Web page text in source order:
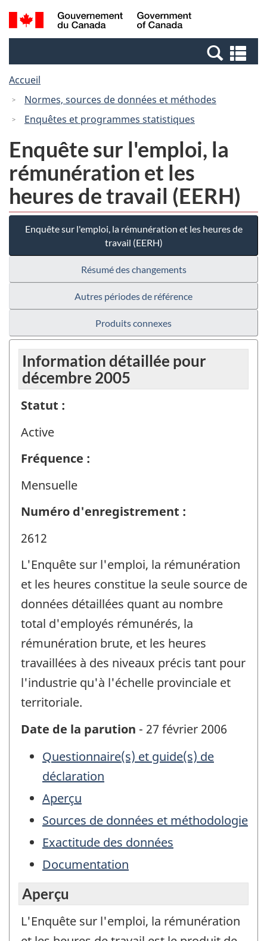
Passer
au
Passer
à
Canada
Recherche
et
et
Accueil
Normes, sources de données et méthodes
Enquêtes et programmes statistiques
Enquête sur l'emploi, la
rémunération et les
heures de travail (EERH)
Enquête sur l'emploi, la rémunération et les heures de
travail (EERH)
Résumé des changements
Autres périodes de référence
Produits connexes
Information détaillée pour
décembre 2005
Statut :
Active
Fréquence :
Mensuelle
Numéro d'enregistrement :
2612
L'Enquête sur l'emploi, la rémunération
et les heures constitue la seule source de
données détaillées quant au nombre
total d'employés rémunérés, la
rémunération brute, et les heures
travaillées à des niveaux précis tant pour
l'industrie qu'à l'échelle provinciale et
territoriale.
Date de la parution - 27 février 2006
Questionnaire(s) et guide(s) de
déclaration
Aperçu
Sources de données et méthodologie
Exactitude des données
Documentation
Aperçu
L'Enquête sur l'emploi, la rémunération